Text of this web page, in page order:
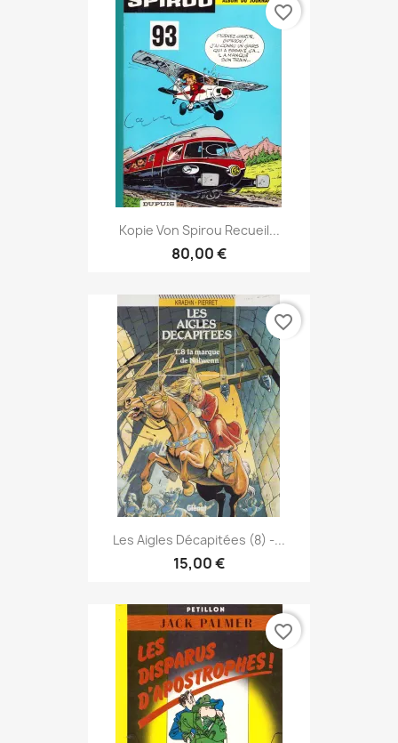
Kopie Von Spirou Recueil...
80,00 €
favorite_border
Les Aigles Décapitées (8) -...
15,00 €
favorite_border
favorite_border